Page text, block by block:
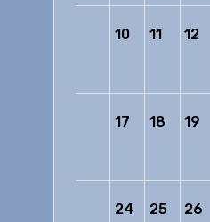
10 11 12
17 18 19
24 25 26